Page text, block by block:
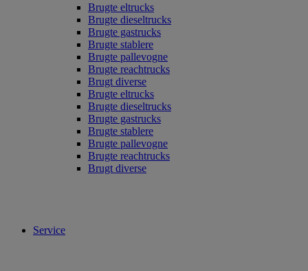
Brugte eltrucks
Brugte dieseltrucks
Brugte gastrucks
Brugte stablere
Brugte pallevogne
Brugte reachtrucks
Brugt diverse
Brugte eltrucks
Brugte dieseltrucks
Brugte gastrucks
Brugte stablere
Brugte pallevogne
Brugte reachtrucks
Brugt diverse
Service